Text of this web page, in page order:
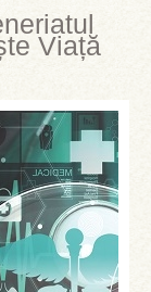
Viață